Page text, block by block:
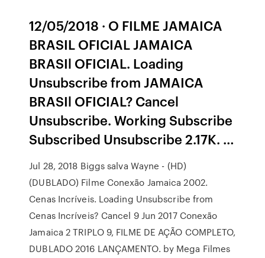
12/05/2018 · O FILME JAMAICA
BRASIL OFICIAL JAMAICA
BRASIl OFICIAL. Loading
Unsubscribe from JAMAICA
BRASIl OFICIAL? Cancel
Unsubscribe. Working Subscribe
Subscribed Unsubscribe 2.17K. …
Jul 28, 2018 Biggs salva Wayne - (HD)
(DUBLADO) Filme Conexão Jamaica 2002.
Cenas Incríveis. Loading Unsubscribe from
Cenas Incríveis? Cancel 9 Jun 2017 Conexão
Jamaica 2 TRIPLO 9, FILME DE AÇÃO COMPLETO,
DUBLADO 2016 LANÇAMENTO. by Mega Filmes